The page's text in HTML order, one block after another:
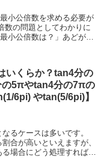
小公倍数を求める必要が
数の問題としてわかりに
小公倍数は？」あどがあ
いくらか？tan4分の
5πやtan4分の7πの
6pi) やtan(5/6pi)】
るケースは多いです。
合が高いといえますが、
場合にどう処理すればい